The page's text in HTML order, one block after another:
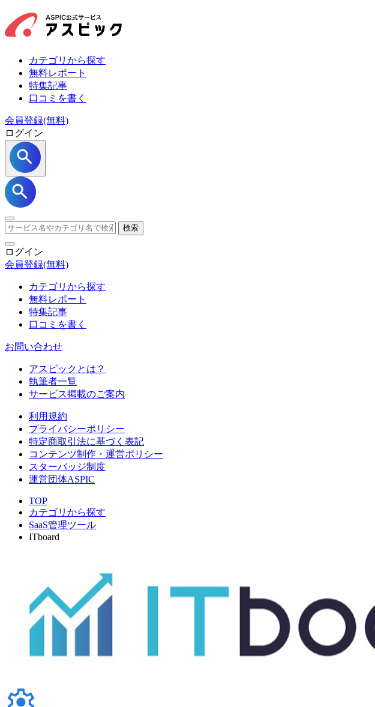
カテゴリから探す
無料レポート
特集記事
口コミを書く
会員登録(無料)
ログイン
検索
ログイン
会員登録(無料)
カテゴリから探す
無料レポート
特集記事
口コミを書く
お問い合わせ
アスピックとは？
執筆者一覧
サービス掲載のご案内
利用規約
プライバシーポリシー
特定商取引法に基づく表記
コンテンツ制作・運営ポリシー
スターバッジ制度
運営団体ASPIC
TOP
カテゴリから探す
SaaS管理ツール
ITboard